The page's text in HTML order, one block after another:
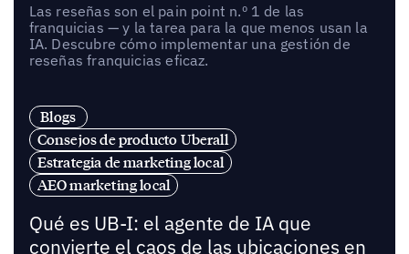
Las reseñas son el pain point n.º 1 de las
franquicias — y la tarea para la que menos usan la
IA. Descubre cómo implementar una gestión de
reseñas franquicias eficaz.
Blogs
Consejos de producto Uberall
Estrategia de marketing local
AEO marketing local
Qué es UB-I: el agente de IA que
convierte el caos de las ubicaciones en